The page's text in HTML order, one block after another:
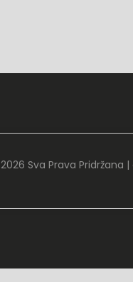
2026 Sva Prava Pridržana |